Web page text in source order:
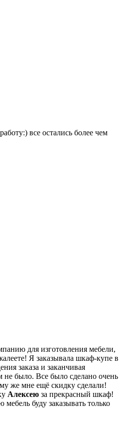
все остались более чем
для изготовления мебели,
Я заказывала шкаф-купе в
заказа и заканчивая
было. Все было сделано очень
же мне ещё скидку сделали!
Алексею за прекрасный шкаф!
буду заказывать только